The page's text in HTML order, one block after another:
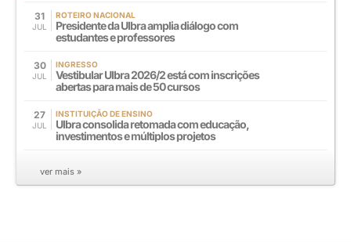
31
JUL
ROTEIRO NACIONAL
Presidente da Ulbra amplia diálogo com
estudantes e professores
30
JUL
INGRESSO
Vestibular Ulbra 2026/2 está com inscrições
abertas para mais de 50 cursos
27
JUL
INSTITUIÇÃO DE ENSINO
Ulbra consolida retomada com educação,
investimentos e múltiplos projetos
ver mais »